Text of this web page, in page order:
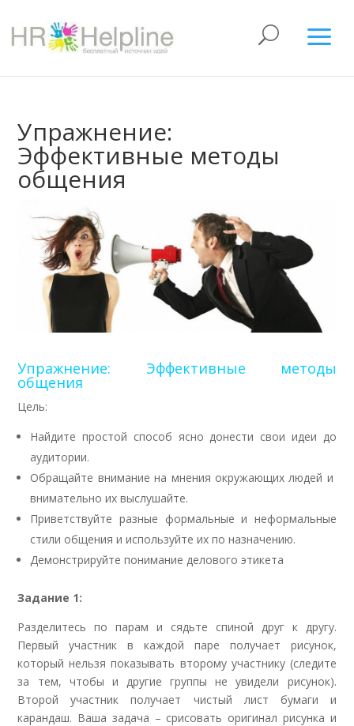
Упражнение:
Эффективные методы
общения
Упражнение: Эффективные методы
общения
Цель:
Найдите простой способ ясно донести свои идеи до
аудитории.
Обращайте внимание на мнения окружающих людей и
внимательно их выслушайте.
Приветствуйте разные формальные и неформальные
стили общения и используйте их по назначению.
Демонстрируйте понимание делового этикета
Задание 1:
Разделитесь по парам и сядьте спиной друг к другу.
Первый участник в каждой паре получает рисунок,
который нельзя показывать второму участнику (следите
за тем, чтобы и другие группы не увидели рисунок).
Второй участник получает чистый лист бумаги и
карандаш. Ваша задача – срисовать оригинал рисунка и